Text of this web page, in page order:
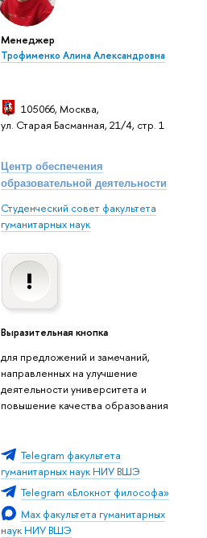
Менеджер
Трофименко Алина Александровна
105066, Москва,
ул. Старая Басманная, 21/4, стр. 1
Центр обеспечения
образовательной деятельности
Студенческий совет факультета
гуманитарных наук
Выразительная кнопка
для предложений и замечаний,
направленных на улучшение
деятельности университета и
повышение качества образования
Telegram факультета
гуманитарных наук НИУ ВШЭ
Telegram «Блокнот философа»
Max факультета гуманитарных
наук НИУ ВШЭ